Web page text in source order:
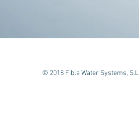
© 2018 Fibla Water Systems, S.L